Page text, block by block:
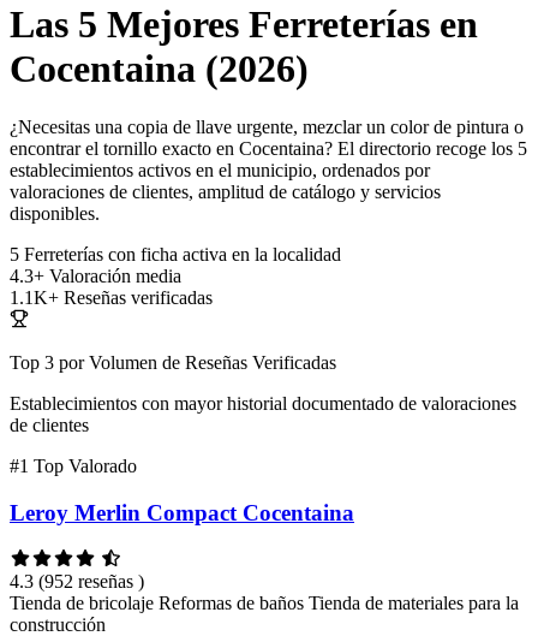
Las 5 Mejores Ferreterías en
Cocentaina (2026)
¿Necesitas una copia de llave urgente, mezclar un color de pintura o
encontrar el tornillo exacto en Cocentaina? El directorio recoge los 5
establecimientos activos en el municipio, ordenados por
valoraciones de clientes, amplitud de catálogo y servicios
disponibles.
5 Ferreterías con ficha activa en la localidad
4.3+ Valoración media
1.1K+ Reseñas verificadas
Top 3 por Volumen de Reseñas Verificadas
Establecimientos con mayor historial documentado de valoraciones
de clientes
#1 Top Valorado
Leroy Merlin Compact Cocentaina
4.3 (952 reseñas )
Tienda de bricolaje Reformas de baños Tienda de materiales para la
construcción